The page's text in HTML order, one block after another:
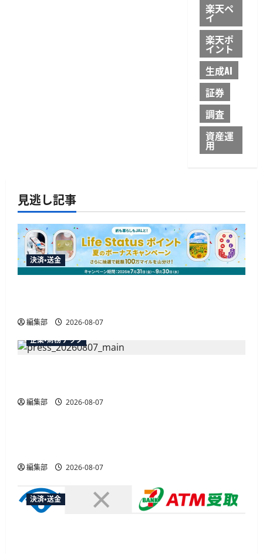
楽天ペ
イ
楽天ポ
イント
生成AI
証券
調査
資産運
用
見逃し記事
決済・送金
編集部
2026-08-07
企業・財務テック
編集部 2026-08-07
広告
編集部 2026-08-07
決済・送金